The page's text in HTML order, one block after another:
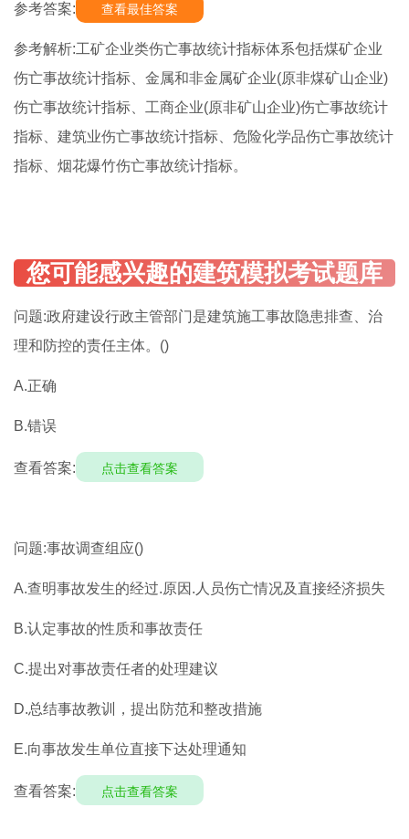
参考答案: 查看最佳答案
参考解析:工矿企业类伤亡事故统计指标体系包括煤矿企业
伤亡事故统计指标、金属和非金属矿企业(原非煤矿山企业)
伤亡事故统计指标、工商企业(原非矿山企业)伤亡事故统计
指标、建筑业伤亡事故统计指标、危险化学品伤亡事故统计
指标、烟花爆竹伤亡事故统计指标。
问题:政府建设行政主管部门是建筑施工事故隐患排查、治
理和防控的责任主体。()
A.正确
B.错误
查看答案: 点击查看答案
问题:事故调查组应()
A.查明事故发生的经过.原因.人员伤亡情况及直接经济损失
B.认定事故的性质和事故责任
C.提出对事故责任者的处理建议
D.总结事故教训，提出防范和整改措施
E.向事故发生单位直接下达处理通知
查看答案: 点击查看答案